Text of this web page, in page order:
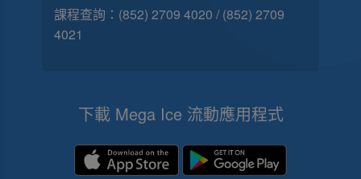
課程查詢： (852) 2709 4020 /(852) 2709
4021
下載 Mega Ice 流動應用程式